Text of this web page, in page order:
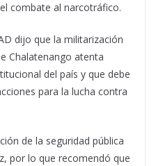
combate al narcotráfico.
dijo que la militarización
Chalatenango atenta
del país y que debe
para la lucha contra
de la seguridad pública
por lo que recomendó que